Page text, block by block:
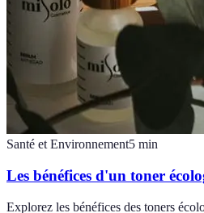
Santé et Environnement5 min
Les bénéfices d'un toner
Explorez les bénéfices des toners